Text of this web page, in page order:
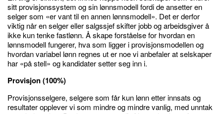
sitt provisjonssystem og sin lønnsmodell fordi de ansetter en
selger som «er vant til en annen lønnsmodell». Det er derfor
viktig når en selger eller salgssjef skifter jobb og arbeidsgiver å
ikke kun tenke fastlønn. Å skape forståelse for hvordan en
lønnsmodell fungerer, hva som ligger i provisjonsmodellen og
hvordan variabel lønn regnes ut er noe vi anbefaler at selskaper
har «på stell» og kandidater setter seg inn i.
Provisjon (100%)
Provisjonsselgere, selgere som får kun lønn etter innsats og
resultater opplever vi som mindre og mindre vanlig, med unntak